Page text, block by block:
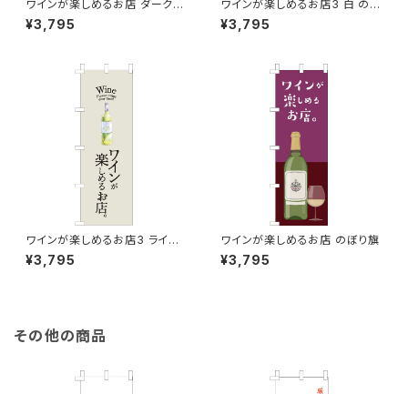
ワインが楽しめるお店 ダークレ
ッド のぼり旗
¥3,795
ワインが楽しめるお店3 白 のぼ
り旗
¥3,795
ワインが楽しめるお店3 ライト
グレー のぼり旗
¥3,795
ワインが楽しめるお店 のぼり旗
¥3,795
その他の商品